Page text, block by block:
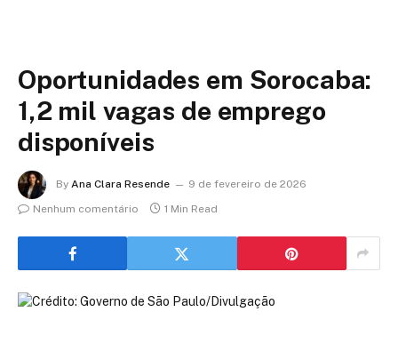
Oportunidades em Sorocaba:
1,2 mil vagas de emprego
disponíveis
By Ana Clara Resende
9 de fevereiro de 2026
Nenhum comentário
1 Min Read